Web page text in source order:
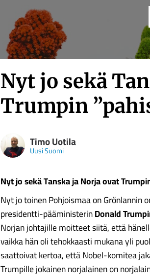
Nyt jo sekä
Trumpin
Timo Uotila
Uusi Suomi
Nyt jo sekä Tanska ja Norja ovat
Nyt jo toinen Pohjoismaa on Grönlannin
presidentti-pääministerinDonald
Norjan johtajille moitteet siitä, että
vaikka hän oli tehokkaasti mukana yli
saattoivat kertoa, että Nobel-komitea
Trumpille jokainen norjalainen on